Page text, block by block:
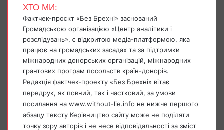
ХТО МИ:
Фактчек-проєкт «Без Брехні» заснований
Громадською організацією «Центр аналітики і
розслідувань», є відкритою медіа-платформою, яка
працює на громадських засадах та за підтримки
міжнародних донорських організацій, міжнародних
грантових програм посольств країн-донорів.
Редакція фактчек-проекту «Без Брехні» вітає
передрук, як повний, так і частковий, за умови
посилання на www.without-lie.info не нижче першого
абзацу тексту Керівництво сайту може не поділяти
точку зору авторів і не несе відповідальності за зміст